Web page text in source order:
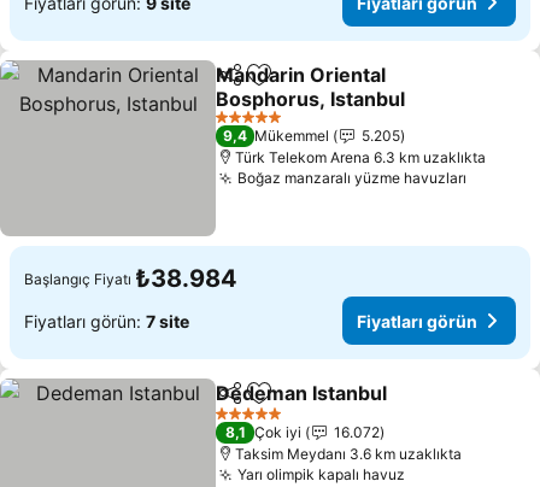
PaylaşFavorilerime ekle
Mandarin Oriental
Bosphorus, Istanbul
Fiyatları görün
5 Yıldız
9,4 Mükemmel
5.205
Türk Telekom Arena 6.3 km uzaklıkta
Boğaz manzaralı yüzme havuzları
Başlangıç Fiyatı ₺38.984
Fiyatları görün: 7 site Fiyatları görün
PaylaşFavorilerime ekle
Dedeman Istanbul
5 Yıldız
8,1 Çok iyi
16.072
Taksim Meydanı 3.6 km uzaklıkta
Yarı olimpik kapalı havuz